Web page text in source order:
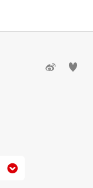
 
